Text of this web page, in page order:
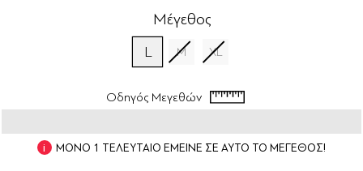
Μέγεθος
L M XL
Οδηγός Μεγεθών
ΜΟΝΟ 1 ΤΕΛΕΥΤΑΙΟ ΕΜΕΙΝΕ ΣΕ ΑΥΤΟ ΤΟ ΜΕΓΕΘΟΣ!